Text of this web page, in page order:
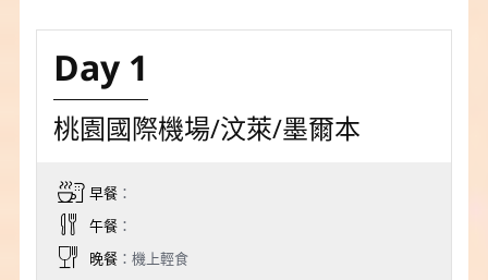
Day 1
桃園國際機場/汶萊/墨爾本
早餐：
午餐：
晚餐：機上輕食